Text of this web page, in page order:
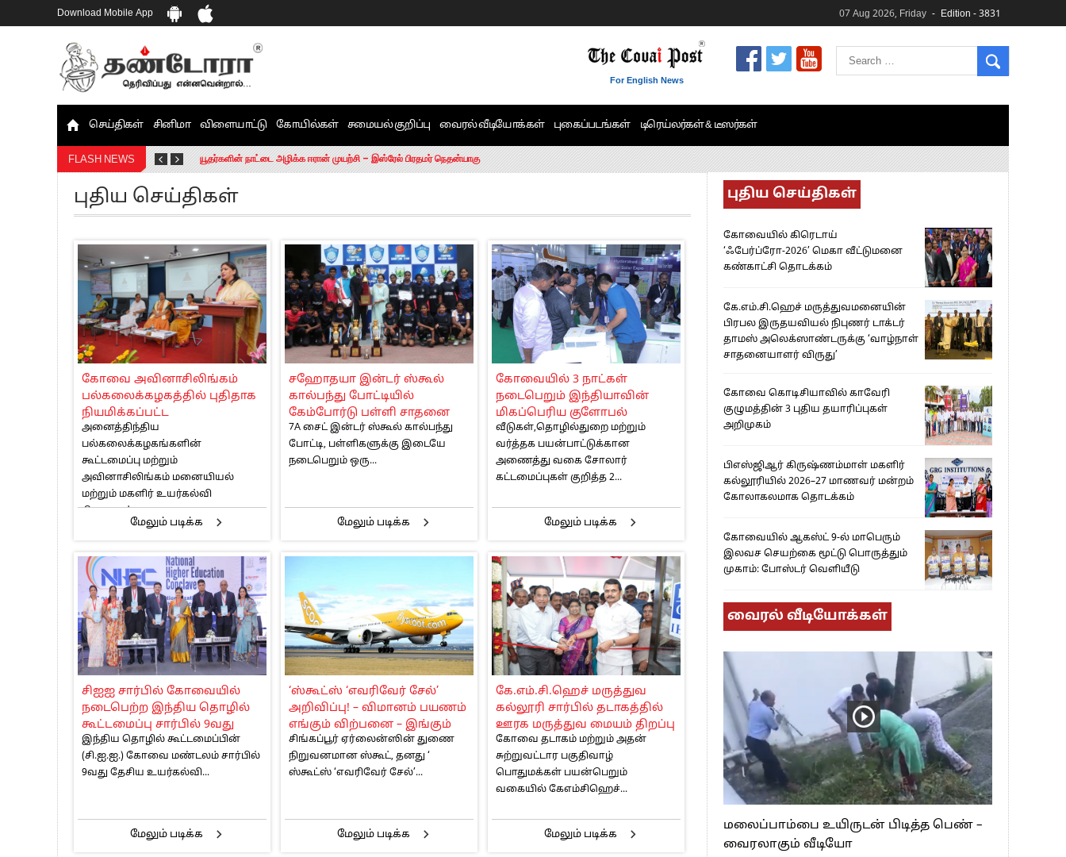
Download Mobile App 07 Aug 2026, Friday Edition - 3831
For English News
செய்திகள் சினிமா விளையாட்டு கோயில்கள் சமையல் குறிப்பு வைரல் வீடியோக்கள் புகைப்படங்கள் டிரெய்லர்கள் & டீஸர்கள்
FLASH NEWS
யூதர்களின் நாட்டை அழிக்க ஈரான் முயற்சி – இஸ்ரேல் பிரதமர் நெதன்யாகு
எங்களை நீக்குவதற்கு இபிஎஸ்க்கு அதிகாரம் இல்லை.. – சி. வி.சண்முகம்
“மாணவர்கள் நடத்திய மொழிப்போரில் ஸ்டிக்கர் ஒட்டிக்கொண்டது திமுக”- பாமக தலைவர் அன்புமணி ராமதாஸ்
பிரவீன் சக்ரவர்த்தியின் கருத்து காங்கிரஸ் தலைமையின் கருத்து கிடையாது – கார்த்தி சிதம்பரம்
“ஜெயலலிதா அவர்களே என் ரோல் மாடல்” -பிரேமலதா விஜயகாந்த் பேட்டி
ராகுல் காந்தி கைது – தவெக தலைவர் விஜய் கண்டனம்
செத்து சாம்பல் ஆனாலும் தனித்துதான் போட்டி – சீமான்
பாகிஸ்தானின் அணு ஆயுத மிரட்டலுக்கு அஞ்சமாட்டோம் – இந்தியா
மத்திய ஆசிரியர் தகுதித் தேர்வு: பட்டதாரிகள் அக்.16 வரை விண்ணப்பிக்கலாம்
தமிழக சட்டப்பேரவையில் காலியிடங்கள் 6 ஆக உயர்வு
புதிய செய்திகள்
கோவை அவினாசிலிங்கம்
பல்கலைக்கழகத்தில் புதிதாக
நியமிக்கப்பட்ட
துணைவேந்தர்களின்
வட்டமேசை மாநாடு!
அனைத்திந்திய
பல்கலைக்கழகங்களின்
கூட்டமைப்பு மற்றும்
அவினாசிலிங்கம் மனையியல்
மற்றும் மகளிர் உயர்கல்வி
நிறுவனம்...
மேலும் படிக்க
சஹோதயா இன்டர் ஸ்கூல்
கால்பந்து போட்டியில்
கேம்போர்டு பள்ளி சாதனை
7A சைட் இன்டர் ஸ்கூல் கால்பந்து
போட்டி, பள்ளிகளுக்கு இடையே
நடைபெறும் ஒரு...
மேலும் படிக்க
கோவையில் 3 நாட்கள்
நடைபெறும் இந்தியாவின்
மிகப்பெரிய குளோபல்
சோலார் கண்காட்சி துவக்கம்
வீடுகள்,தொழில்துறை மற்றும்
வர்த்தக பயன்பாட்டுக்கான
அணைத்து வகை சோலார்
கட்டமைப்புகள் குறித்த 2...
மேலும் படிக்க
சிஐஐ சார்பில் கோவையில்
நடைபெற்ற இந்திய தொழில்
கூட்டமைப்பு சார்பில் 9வது
தேசிய உயர்கல்வி மாநாடு
இந்திய தொழில் கூட்டமைப்பின்
(சி.ஐ.ஐ.) கோவை மண்டலம் சார்பில்
9வது தேசிய உயர்கல்வி...
மேலும் படிக்க
‘ஸ்கூட்ஸ் ‘எவரிவேர் சேல்’
அறிவிப்பு! – விமானம் பயணம்
எங்கும் விற்பனை – இங்கும்
அங்கும் செல்ல சலுகை
கட்டணம் ரூபாய்.5,900-லிருந்து
துவக்கம்
சிங்கப்பூர் ஏர்லைன்ஸின் துணை
நிறுவனமான ஸ்கூட், தனது ‘
ஸ்கூட்ஸ் ‘எவரிவேர் சேல்’...
மேலும் படிக்க
கே.எம்.சி.ஹெச் மருத்துவ
கல்லூரி சார்பில் தடாகத்தில்
ஊரக மருத்துவ மையம் திறப்பு
கோவை தடாகம் மற்றும் அதன்
சுற்றுவட்டார பகுதிவாழ்
பொதுமக்கள் பயன்பெறும்
வகையில் கேஎம்சிஹெச்...
மேலும் படிக்க
புதிய செய்திகள்
கோவையில் கிரெடாய்
‘ஃபேர்ப்ரோ-2026’ மெகா வீட்டுமனை
கண்காட்சி தொடக்கம்
கே.எம்.சி.ஹெச் மருத்துவமனையின்
பிரபல இருதயவியல் நிபுணர் டாக்டர்
தாமஸ் அலெக்ஸாண்டருக்கு ‘வாழ்நாள்
சாதனையாளர் விருது’
கோவை கொடிசியாவில் காவேரி
குழுமத்தின் 3 புதிய தயாரிப்புகள்
அறிமுகம்
பிஎஸ்ஜிஆர் கிருஷ்ணம்மாள் மகளிர்
கல்லூரியில் 2026–27 மாணவர் மன்றம்
கோலாகலமாக தொடக்கம்
கோவையில் ஆகஸ்ட் 9-ல் மாபெரும்
இலவச செயற்கை மூட்டு பொருத்தும்
முகாம்: போஸ்டர் வெளியீடு
வைரல் வீடியோக்கள்
மலைப்பாம்பை உயிருடன் பிடித்த பெண் –
வைரலாகும் வீடியோ